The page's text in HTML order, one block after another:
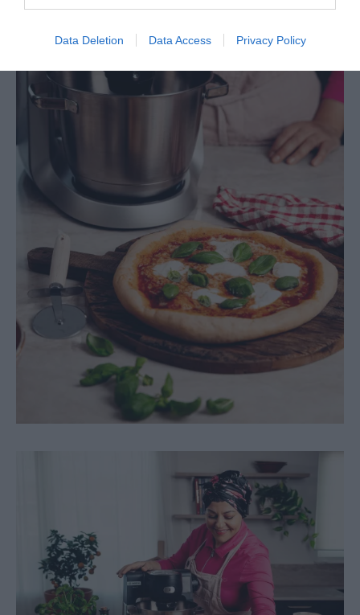
Data Deletion Data Access Privacy Policy
som du bryter med händerna och avsluta med basilika.
Hugg i och njut!